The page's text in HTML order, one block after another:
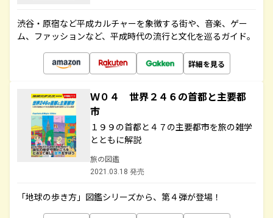
渋谷・原宿など平成カルチャーを象徴する街や、音楽、ゲー
ム、ファッションなど、平成時代の流行と文化を巡るガイド。
詳細を見る
Ｗ０４ 世界２４６の首都と主要都
市
１９９の首都と４７の主要都市を旅の雑学
とともに解説
旅の図鑑
2021.03.18 発売
「地球の歩き方」図鑑シリーズから、第４弾が登場！